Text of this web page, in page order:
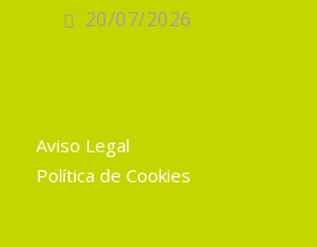
20/07/2026
Aviso Legal
Política de Cookies